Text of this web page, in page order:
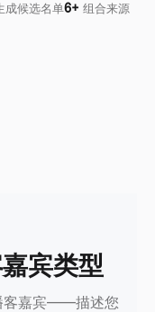
成候选名单6+ 组合来源
宾类型
客嘉宾——描述您